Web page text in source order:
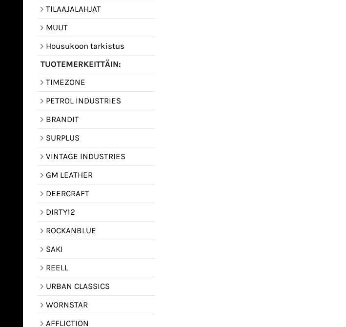
TILAAJALAHJAT
MUUT
Housukoon tarkistus
TUOTEMERKEITTÄIN:
TIMEZONE
PETROL INDUSTRIES
BRANDIT
SURPLUS
VINTAGE INDUSTRIES
GM LEATHER
DEERCRAFT
DIRTY12
ROCKANBLUE
SAKI
REELL
URBAN CLASSICS
WORNSTAR
AFFLICTION